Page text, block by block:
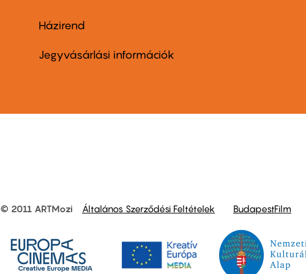
Footer
menu
Házirend
Jegyvásárlási információk
© 2011 ARTMozi Általános Szerződési Feltételek BudapestFilm